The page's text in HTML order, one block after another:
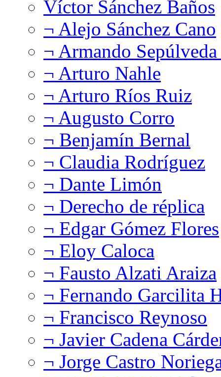
Víctor Sánchez Baños
¬ Alejo Sánchez Cano
¬ Armando
¬ Arturo Nahle
¬ Arturo Ríos Ruiz
¬ Augusto Corro
¬ Benjamín Bernal
¬ Claudia Rodríguez
¬ Dante Limón
¬ Derecho de réplica
¬ Edgar Gómez Flores
¬ Eloy Caloca
¬ Fausto Alzati Araiza
¬ Fernando Garcilita
¬ Francisco Reynoso
¬ Javier Cadena
¬ Jorge Castro